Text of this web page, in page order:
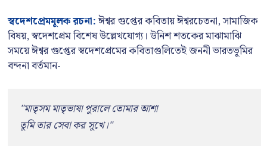
স্বদেশপ্রেমমূলক রচনা:ঈশ্বর গুপ্তের কবিতায় ঈশ্বরচেতনা, সামাজিক
বিষয়, স্বদেশপ্রেম বিশেষ উল্লেখযোগ্য। উনিশ শতকের মাঝামাঝি
সময়ে ঈশ্বর গুপ্তের স্বদেশপ্রেমের কবিতাগুলিতেই জননী ভারতভূমির
বন্দনা বর্তমান-
"মাতৃসম মাতৃভাষা পুরালে তোমার আশা
তুমি তার সেবা কর সুখে।"